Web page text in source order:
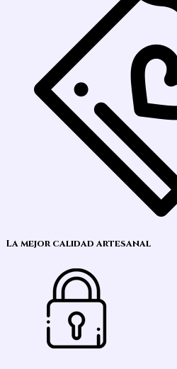
La mejor calidad artesanal